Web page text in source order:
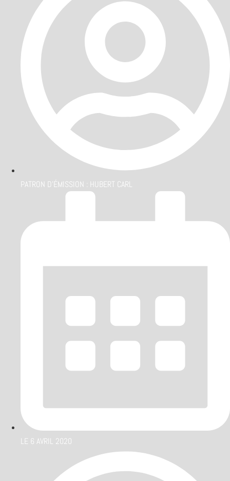
PATRON D'ÉMISSION : HUBERT CARL
LE 6 AVRIL 2020